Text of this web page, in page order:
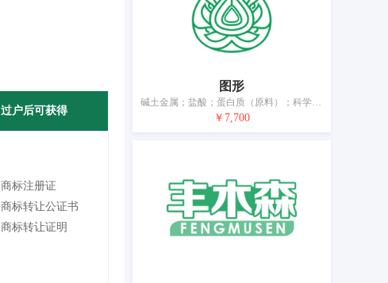
过户后可获得
商标注册证
商标转让公证书
商标转让证明
图形
碱土金属；盐酸；蛋白质（原料）；科学用放射性元素；生物化学催化剂；摄影用还原剂；金属回火剂；焊接用化学品；制化妆品用抗氧化剂；制化妆品用维生素
￥7,700